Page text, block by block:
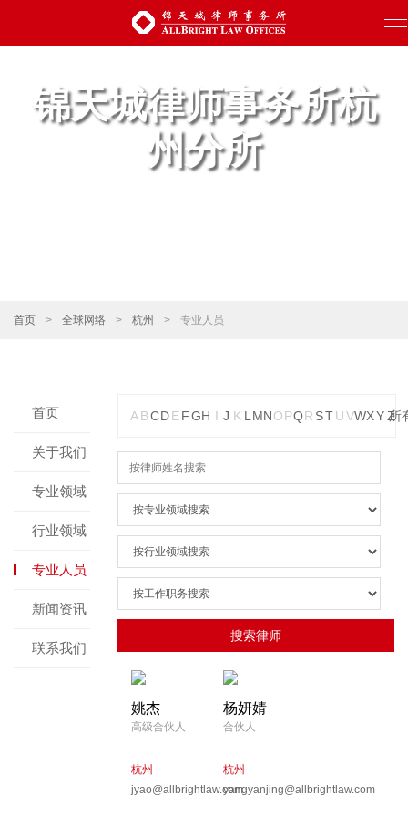
锦天城律师事务所杭
州分所
首页 > 全球网络 > 杭州 > 专业人员
首页
关于我们
专业领域
行业领域
专业人员
新闻资讯
联系我们
ABCDE FGH I J K L MNOPQR STUVWXYZ
所
姚杰
高级合伙人
杭州
jyao@allbrightlaw.com
杨妍婧
合伙人
杭州
yangyanjing@allbrightlaw.com